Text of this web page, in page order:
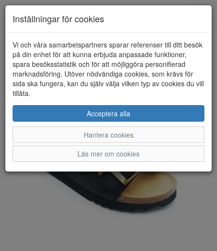
HEM SCHOLL
Inställningar för cookies
Vi och våra samarbetspartners sparar referenser till ditt besök
på din enhet för att kunna erbjuda anpassade funktioner,
spara besöksstatistik och för att möjliggöra personifierad
marknadsföring. Utöver nödvändiga cookies, som krävs för
sida ska fungera, kan du själv välja vilken typ av cookies du vill
tillåta.
Acceptera alla
Hantera cookies
Läs mer om cookies